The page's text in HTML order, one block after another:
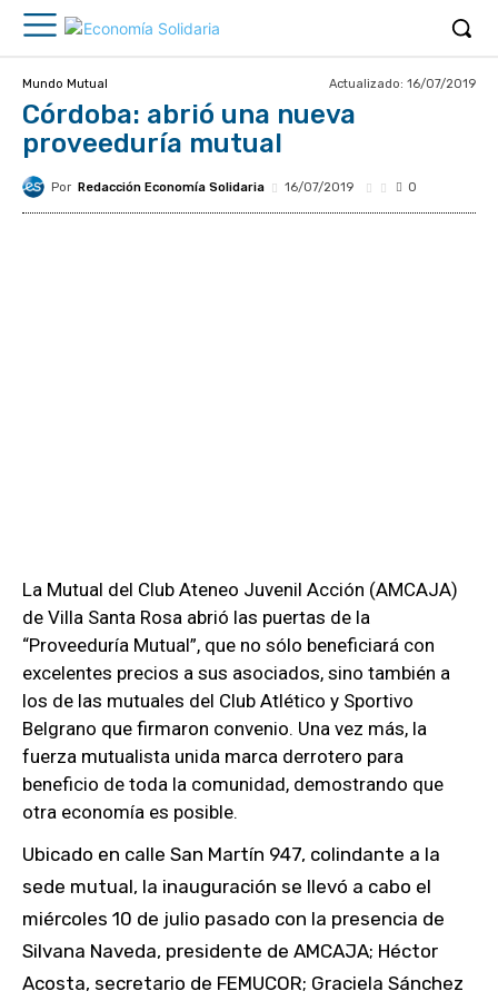
Mundo Mutual Actualizado: 16/07/2019
Córdoba: abrió una nueva
proveeduría mutual
Por Redacción Economía Solidaria 16/07/2019 0
La Mutual del Club Ateneo Juvenil Acción (AMCAJA)
de Villa Santa Rosa abrió las puertas de la
“Proveeduría Mutual”, que no sólo beneficiará con
excelentes precios a sus asociados, sino también a
los de las mutuales del Club Atlético y Sportivo
Belgrano que firmaron convenio. Una vez más, la
fuerza mutualista unida marca derrotero para
beneficio de toda la comunidad, demostrando que
otra economía es posible.
Ubicado en calle San Martín 947, colindante a la
sede mutual, la inauguración se llevó a cabo el
miércoles 10 de julio pasado con la presencia de
Silvana Naveda, presidente de AMCAJA; Héctor
Acosta, secretario de FEMUCOR; Graciela Sánchez